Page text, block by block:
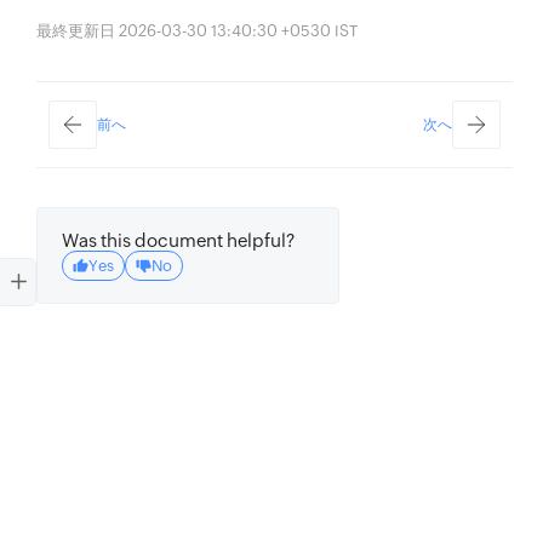
最終更新日 2026-03-30 13:40:30 +0530 IST
前へ 次へ
Was this document helpful?
Yes No